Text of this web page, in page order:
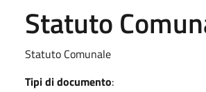
Statuto
Statuto Comunale
Tipi di documento: